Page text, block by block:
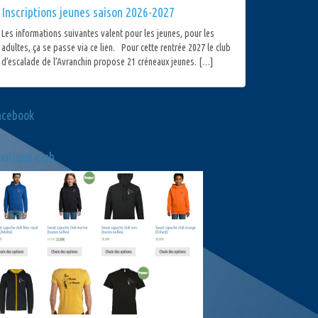
Inscriptions jeunes saison 2026-2027
Les informations suivantes valent pour les jeunes, pour les
adultes, ça se passe via ce lien. Pour cette rentrée 2027 le club
d’escalade de l’Avranchin propose 21 créneaux jeunes. […]
club